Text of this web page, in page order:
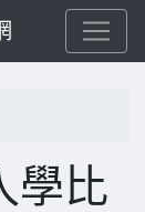
學比